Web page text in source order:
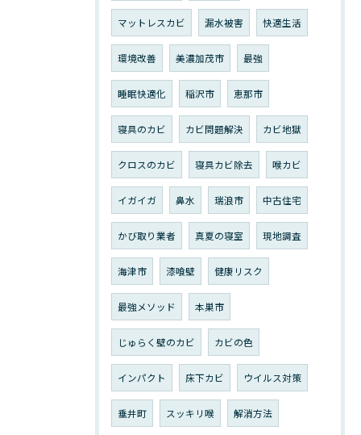
マットレスカビ 漏水被害 快適生活
環境改善 美濃加茂市 最強
睡眠快適化 稲沢市 恵那市
寝具のカビ カビ問題解決 カビ地獄
クロスのカビ 寝具カビ除去 喉カビ
イガイガ 鼻水 瑞浪市 中古住宅
かび取り業者 真夏の寝室 現地調査
海津市 漆喰壁 健康リスク
最強メソッド 本巣市
じゅらく壁のカビ カビの色
インパクト 床下カビ ウイルス対策
垂井町 スッキリ喉 解消方法